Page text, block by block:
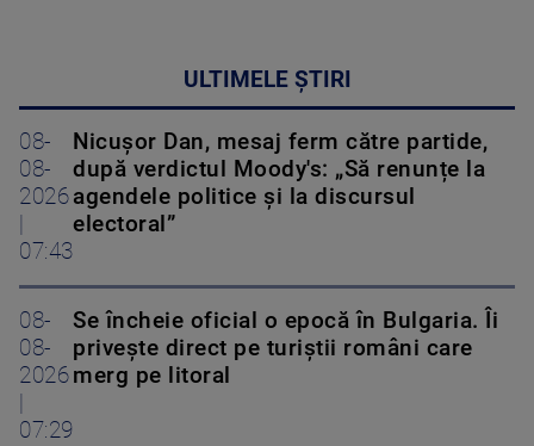
ULTIMELE ȘTIRI
08-
08-
2026
07:43
Nicușor Dan, mesaj ferm către partide,
după verdictul Moody's: „Să renunțe la
agendele politice şi la discursul
electoral”
08-
08-
2026
07:29
Se încheie oficial o epocă în Bulgaria. Îi
privește direct pe turiștii români care
merg pe litoral